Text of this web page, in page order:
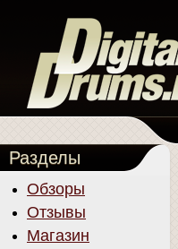
Разделы
Обзоры
Отзывы
Магазин